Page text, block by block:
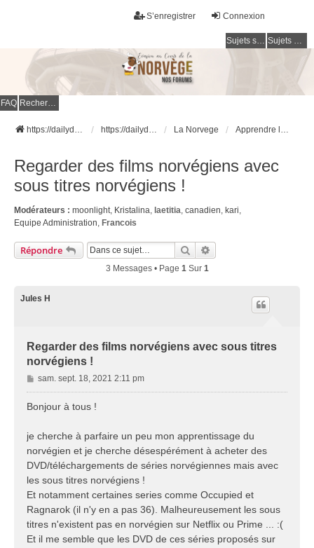
Connexion
S’enregistrer
Sujets sans réponse Sujets actifs
FAQ Rechercher
https://dailydigesthub.com https://dailydigesthub.com La Norvege Apprendre le Norvégien
Regarder des films norvégiens avec
sous titres norvégiens !
Modérateurs : moonlight, Kristalina, laetitia, canadien, kari,
Equipe Administration, Francois
Répondre Rechercher
3 Messages • Page 1Sur 1
Jules H
Regarder des films norvégiens avec sous titres
norvégiens !
M
e
s
g
e
sam. sept. 18, 2021 2:11 pm
Bonjour à tous !
je cherche à parfaire un peu mon apprentissage du
norvégien et je cherche désespérément à acheter des
DVD/téléchargements de séries norvégiennes mais avec
les sous titres norvégiens !
Et notamment certaines series comme Occupied et
Ragnarok (il n'y en a pas 36). Malheureusement les sous
titres n'existent pas en norvégien sur Netflix ou Prime ... :(
Et il me semble que les DVD de ces séries proposés sur